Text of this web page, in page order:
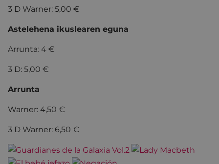
3 D Warner: 5,00 €
Astelehena ikuslearen eguna
Arrunta: 4 €
3 D: 5,00 €
Arrunta
Warner: 4,50 €
3 D Warner: 6,50 €